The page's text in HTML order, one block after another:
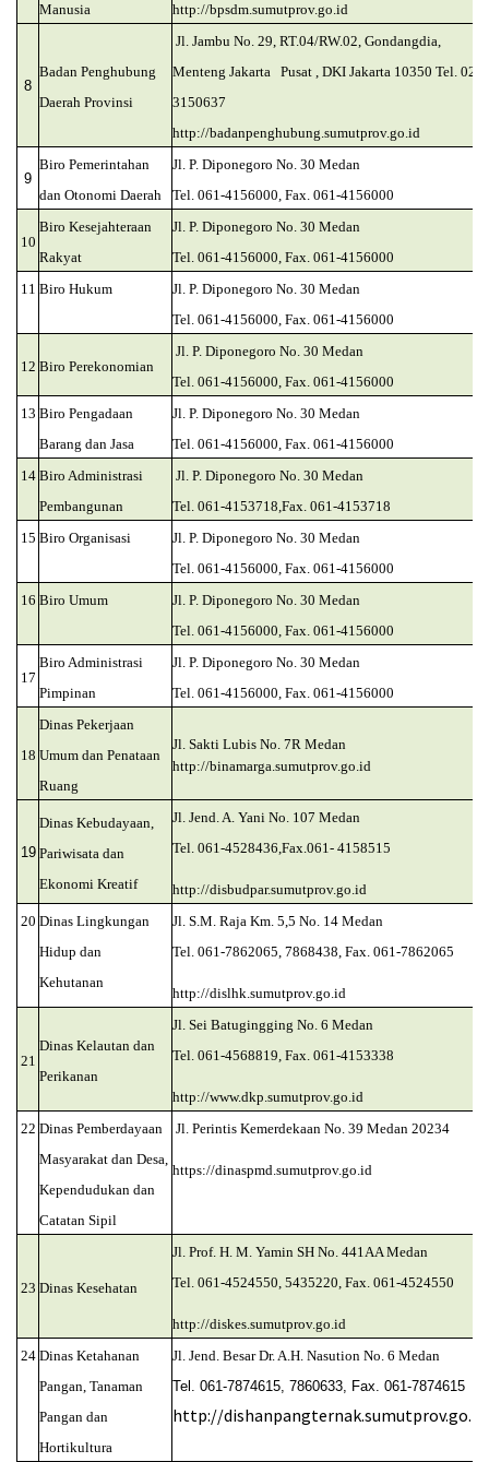
Manusia
http://bpsdm.sumutprov.go.id
8
Badan Penghubung
Daerah Provinsi
Jl. Jambu No. 29, RT.04/RW.02, Gondangdia,
Menteng Jakarta Pusat , DKI Jakarta 10350 Tel. 021-
3150637
http://badanpenghubung.sumutprov.go.id
9
Biro Pemerintahan
dan Otonomi Daerah
Jl. P. Diponegoro No. 30 Medan
Tel. 061-4156000, Fax. 061-4156000
10
Biro Kesejahteraan
Rakyat
Jl. P. Diponegoro No. 30 Medan
Tel. 061-4156000, Fax. 061-4156000
11 Biro Hukum
Jl. P. Diponegoro No. 30 Medan
Tel. 061-4156000, Fax. 061-4156000
12 Biro Perekonomian
Jl. P. Diponegoro No. 30 Medan
Tel. 061-4156000, Fax. 061-4156000
13 Biro Pengadaan
Barang dan Jasa
Jl. P. Diponegoro No. 30 Medan
Tel. 061-4156000, Fax. 061-4156000
14 Biro Administrasi
Pembangunan
Jl. P. Diponegoro No. 30 Medan
Tel. 061-4153718,Fax. 061-4153718
15 Biro Organisasi
Jl. P. Diponegoro No. 30 Medan
Tel. 061-4156000, Fax. 061-4156000
16 Biro Umum
Jl. P. Diponegoro No. 30 Medan
Tel. 061-4156000, Fax. 061-4156000
17
Biro Administrasi
Pimpinan
Jl. P. Diponegoro No. 30 Medan
Tel. 061-4156000, Fax. 061-4156000
18
Dinas Pekerjaan
Umum dan Penataan
Ruang
Jl. Sakti Lubis No. 7R Medan
http://binamarga.sumutprov.go.id
19
Dinas Kebudayaan,
Pariwisata dan
Ekonomi Kreatif
Jl. Jend. A. Yani No. 107 Medan
Tel. 061-4528436,Fax.061- 4158515
http://disbudpar.sumutprov.go.id
20 Dinas Lingkungan
Hidup dan
Kehutanan
Jl. S.M. Raja Km. 5,5 No. 14 Medan
Tel. 061-7862065, 7868438, Fax. 061-7862065
http://dislhk.sumutprov.go.id
21
Dinas Kelautan dan
Perikanan
Jl. Sei Batugingging No. 6 Medan
Tel. 061-4568819, Fax. 061-4153338
http://www.dkp.sumutprov.go.id
22 Dinas Pemberdayaan
Masyarakat dan Desa,
Kependudukan dan
Catatan Sipil
Jl. Perintis Kemerdekaan No. 39 Medan 20234
https://dinaspmd.sumutprov.go.id
23 Dinas Kesehatan
Jl. Prof. H. M. Yamin SH No. 441AA Medan
Tel. 061-4524550, 5435220, Fax. 061-4524550
http://diskes.sumutprov.go.id
24 Dinas Ketahanan
Pangan, Tanaman
Pangan dan
Hortikultura
Jl. Jend. Besar Dr. A.H. Nasution No. 6 Medan
Tel. 061-7874615, 7860633, Fax. 061-7874615
http://